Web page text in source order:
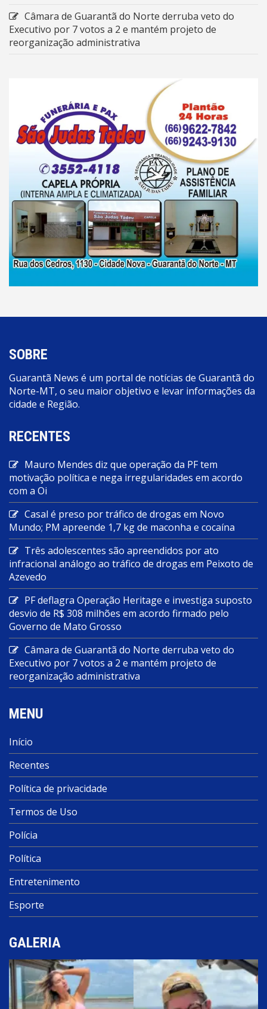
Câmara de Guarantã do Norte derruba veto do
Executivo por 7 votos a 2 e mantém projeto de
reorganização administrativa
SOBRE
Guarantã News é um portal de notícias de Guarantã do
Norte-MT, o seu maior objetivo e levar informações da
cidade e Região.
RECENTES
Mauro Mendes diz que operação da PF tem
motivação política e nega irregularidades em acordo
com a Oi
Casal é preso por tráfico de drogas em Novo
Mundo; PM apreende 1,7 kg de maconha e cocaína
Três adolescentes são apreendidos por ato
infracional análogo ao tráfico de drogas em Peixoto de
Azevedo
PF deflagra Operação Heritage e investiga suposto
desvio de R$ 308 milhões em acordo firmado pelo
Governo de Mato Grosso
Câmara de Guarantã do Norte derruba veto do
Executivo por 7 votos a 2 e mantém projeto de
reorganização administrativa
MENU
Início
Recentes
Política de privacidade
Termos de Uso
Polícia
Política
Entretenimento
Esporte
GALERIA